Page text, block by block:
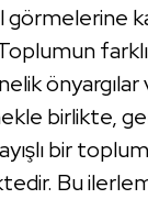
görmelerine
önyargılar
birlikte,
bir
Bu